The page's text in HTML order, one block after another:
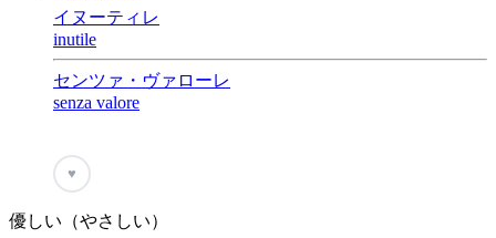
イヌーティレ
inutile
センツァ・ヴァローレ
senza valore
♥
優しい（やさしい）